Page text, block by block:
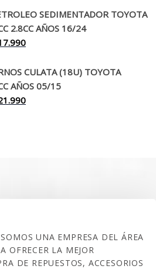
actual
es:
SEDIMENTADOR TOYOTA
2.8CC AÑOS 16/24
El
actual
es:
$17.990.
CULATA (18U) TOYOTA
AÑOS 05/15
El
SOMOS UNA EMPRESA DEL ÁREA
OFRECER LA MEJOR
DE REPUESTOS, ACCESORIOS